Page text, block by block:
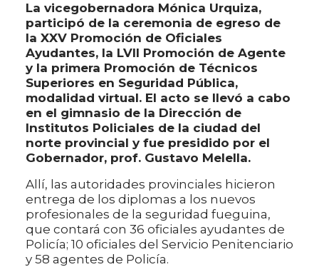
La vicegobernadora Mónica Urquiza,
participó de la ceremonia de egreso de
la XXV Promoción de Oficiales
Ayudantes, la LVII Promoción de Agente
y la primera Promoción de Técnicos
Superiores en Seguridad Pública,
modalidad virtual. El acto se llevó a cabo
en el gimnasio de la Dirección de
Institutos Policiales de la ciudad del
norte provincial y fue presidido por el
Gobernador, prof. Gustavo Melella.
Allí, las autoridades provinciales hicieron
entrega de los diplomas a los nuevos
profesionales de la seguridad fueguina,
que contará con 36 oficiales ayudantes de
Policía; 10 oficiales del Servicio Penitenciario
y 58 agentes de Policía.